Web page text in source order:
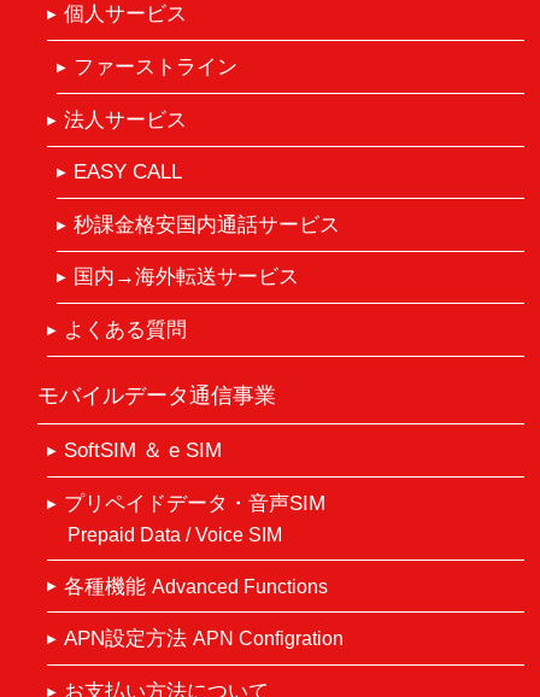
個人サービス
ファーストライン
法人サービス
EASY CALL
秒課金格安国内通話サービス
国内→海外転送サービス
よくある質問
モバイルデータ通信事業
SoftSIM ＆ e SIM
プリペイドデータ・音声SIM
Prepaid Data / Voice SIM
各種機能 Advanced Functions
APN設定方法 APN Configration
お支払い方法について